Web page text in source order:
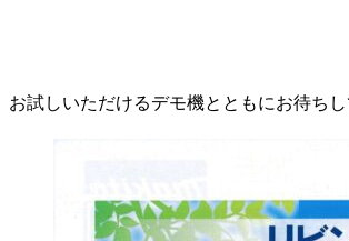
お試しいただけるデモ機とともにお待ち